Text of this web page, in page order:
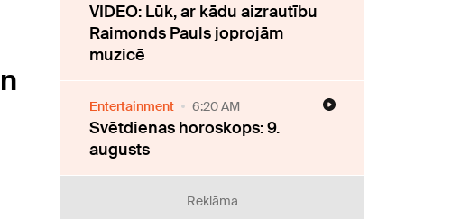
VIDEO: Lūk, ar kādu aizrautību
Raimonds Pauls joprojām
muzicē
Entertainment 6:20 AM
Svētdienas horoskops: 9.
augusts
Reklāma